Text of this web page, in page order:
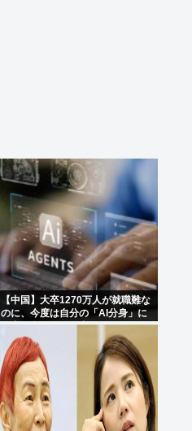
【中国】大卒1270万人が就職難な
のに、今度は自分の「AI分身」に
仕事を奪われる…中国で始まった
「人間蒸留」という絶望